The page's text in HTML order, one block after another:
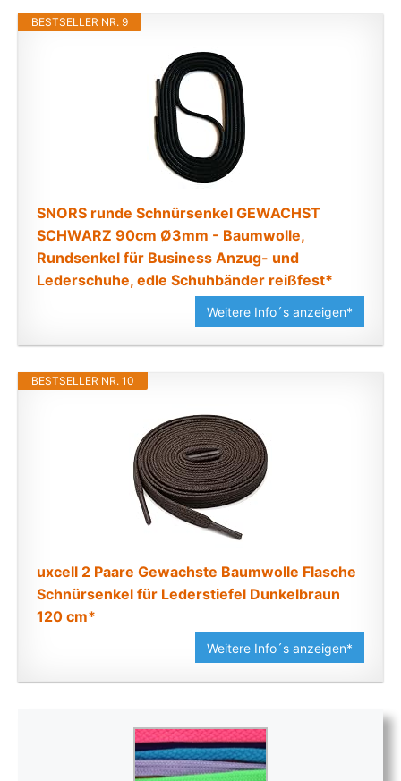
BESTSELLER NR. 9
SNORS runde Schnürsenkel GEWACHST
SCHWARZ 90cm Ø3mm - Baumwolle,
Rundsenkel für Business Anzug- und
Lederschuhe, edle Schuhbänder reißfest*
Weitere Info´s anzeigen*
BESTSELLER NR. 10
uxcell 2 Paare Gewachste Baumwolle Flasche
Schnürsenkel für Lederstiefel Dunkelbraun
120 cm*
Weitere Info´s anzeigen*